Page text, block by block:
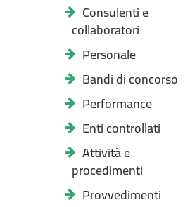
Consulenti e
collaboratori
Personale
Bandi di concorso
Performance
Enti controllati
Attività e
procedimenti
Provvedimenti